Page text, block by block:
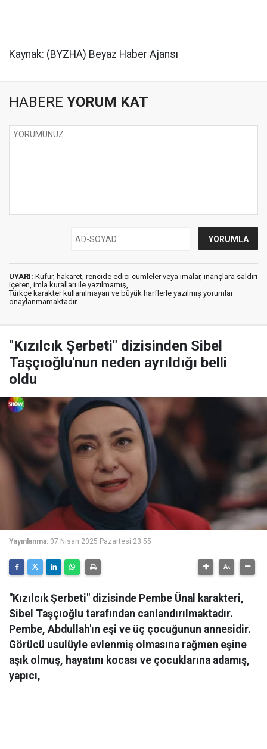
Kaynak: (BYZHA) Beyaz Haber Ajansı
HABERE YORUM KAT
UYARI: Küfür, hakaret, rencide edici cümleler veya imalar, inançlara saldırı
içeren, imla kuralları ile yazılmamış,
Türkçe karakter kullanılmayan ve büyük harflerle yazılmış yorumlar
onaylanmamaktadır.
"Kızılcık Şerbeti" dizisinden Sibel
Taşçıoğlu'nun neden ayrıldığı belli
oldu
Yayınlanma: 07 Nisan 2025 Pazartesi 23:55
"Kızılcık Şerbeti" dizisinde Pembe Ünal karakteri,
Sibel Taşçıoğlu tarafından canlandırılmaktadır.
Pembe, Abdullah'ın eşi ve üç çocuğunun annesidir.
Görücü usulüyle evlenmiş olmasına rağmen eşine
aşık olmuş, hayatını kocası ve çocuklarına adamış,
yapıcı,